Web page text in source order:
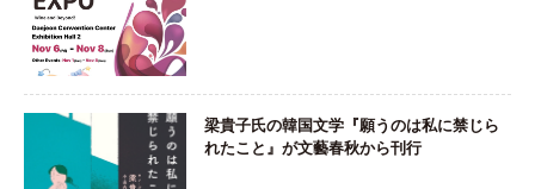
梁貴子氏の韓国文学『願うのは私に禁じら
れたこと』が文藝春秋から刊行